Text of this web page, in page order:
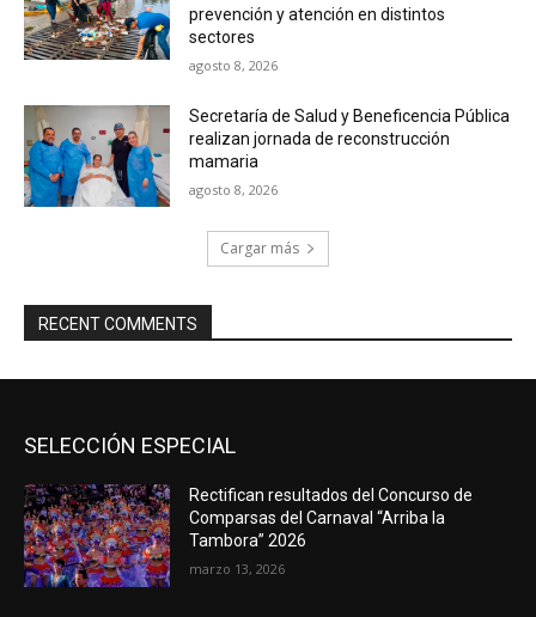
prevención y atención en distintos
sectores
agosto 8, 2026
Secretaría de Salud y Beneficencia Pública
realizan jornada de reconstrucción
mamaria
agosto 8, 2026
Cargar más
RECENT COMMENTS
SELECCIÓN ESPECIAL
Rectifican resultados del Concurso de
Comparsas del Carnaval “Arriba la
Tambora” 2026
marzo 13, 2026